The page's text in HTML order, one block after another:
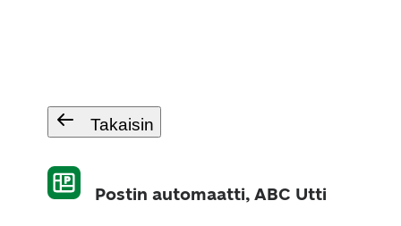
Takaisin
Postin automaatti, ABC Utti